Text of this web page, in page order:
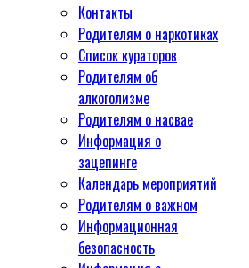
Контакты
Родителям о наркотиках
Список кураторов
Родителям об
алкоголизме
Родителям о насвае
Информация о
зацепинге
Календарь мероприятий
Родителям о важном
Информационная
безопасность